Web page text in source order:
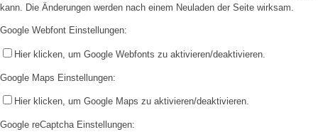
kann. Die Änderungen werden nach einem Neuladen der Seite wirksam.
Google Webfont Einstellungen:
Hier klicken, um Google Webfonts zu aktivieren/deaktivieren.
Google Maps Einstellungen:
Hier klicken, um Google Maps zu aktivieren/deaktivieren.
Google reCaptcha Einstellungen: